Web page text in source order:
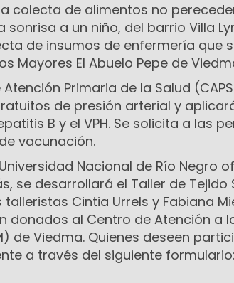
colecta de alimentos no
a un niño, del barrio Villa
de insumos de enfermería que
Mayores El Abuelo Pepe de
Primaria de la Salud
de presión arterial y
B y el VPH. Se solicita a las
vacunación.
Nacional de Río Negro
se desarrollará el Taller de Tejido
Cintia Urrels y Fabiana
donados al Centro de Atención a
de Viedma. Quienes deseen
a través del siguiente formulario: